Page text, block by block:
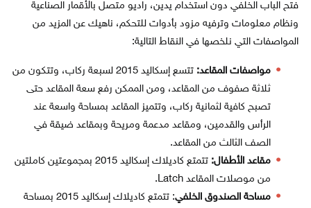
فتح الباب الخلفي دون استخدام يدين، راديو متصل بالأقمار الصناعية
ونظام معلومات وترفيه مزود بأدوات للتحكم، ناهيك عن المزيد من
المواصفات التي نلخصها في النقاط التالية:
مواصفات المقاعد:
تتسع إسكاليد 2015 لسبعة ركاب، وتتكون من
ثلاثة صفوف من المقاعد، ومن الممكن رفع سعة المقاعد حتى
تصبح كافية لثمانية ركاب، وتتميز المقاعد بمساحة واسعة عند
الرأس والقدمين، ومقاعد مدعمة ومريحة وبمقاعد ضيقة في
الصف الثالث من المقاعد.
مقاعد الأطفال:
تتمتع كاديلاك إسكاليد 2015 بمجموعتين كاملتين
من موصلات المقاعد Latch.
مساحة الصندوق الخلفي
: تتمتع كاديلاك إسكاليد 2015 بمساحة